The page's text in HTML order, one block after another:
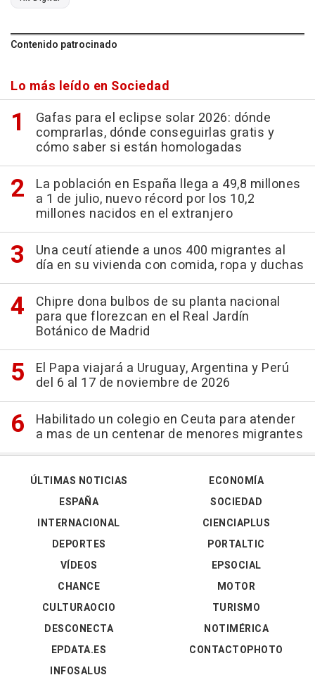
Contenido patrocinado
Lo más leído en Sociedad
Gafas para el eclipse solar 2026: dónde
comprarlas, dónde conseguirlas gratis y
cómo saber si están homologadas
La población en España llega a 49,8 millones
a 1 de julio, nuevo récord por los 10,2
millones nacidos en el extranjero
Una ceutí atiende a unos 400 migrantes al
día en su vivienda con comida, ropa y duchas
Chipre dona bulbos de su planta nacional
para que florezcan en el Real Jardín
Botánico de Madrid
El Papa viajará a Uruguay, Argentina y Perú
del 6 al 17 de noviembre de 2026
Habilitado un colegio en Ceuta para atender
a mas de un centenar de menores migrantes
ÚLTIMAS NOTICIAS
ESPAÑA
INTERNACIONAL
DEPORTES
VÍDEOS
ECONOMÍA
SOCIEDAD
CIENCIAPLUS
PORTALTIC
EPSOCIAL
CHANCE
CULTURAOCIO
DESCONECTA
EPDATA.ES
INFOSALUS
MOTOR
TURISMO
NOTIMÉRICA
CONTACTOPHOTO